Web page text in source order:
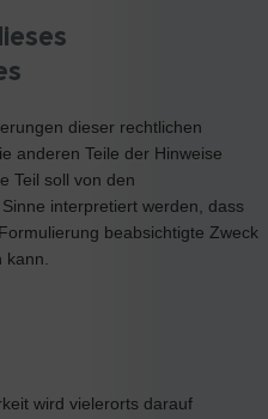
dieser rechtlichen
anderen Teile der Hinweise
Teil soll von den
interpretiert werden, dass
beabsichtigte Zweck
wird vielerorts darauf